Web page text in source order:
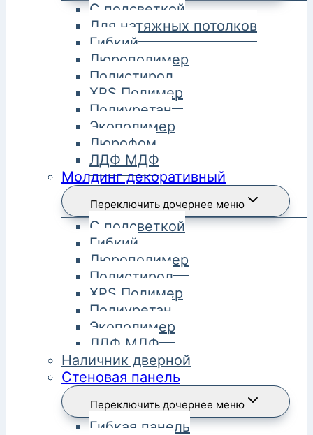
С подсветкой
Для натяжных потолков
Гибкий
Дюрополимер
Полистирол
XPS Полимер
Полиуретан
Экополимер
Дюрофом
ЛДФ МДФ
Молдинг декоративный
Переключить дочернее меню
С подсветкой
Гибкий
Дюрополимер
Полистирол
XPS Полимер
Полиуретан
Экополимер
ЛДФ МДФ
Наличник дверной
Стеновая панель
Переключить дочернее меню
Гибкая панель